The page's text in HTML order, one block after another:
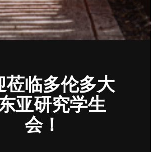
莅临多伦多大
亚研究学生
会！